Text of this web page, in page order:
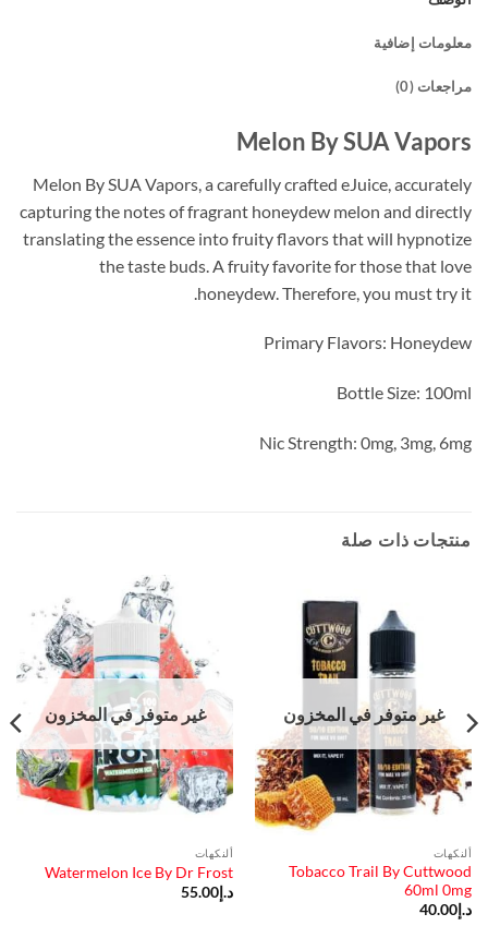
معلومات إضافية
مراجعات (0)
Melon By SUA Vapors
Melon By SUA Vapors, a carefully crafted eJuice, accurately
capturing the notes of fragrant honeydew melon and directly
translating the essence into fruity flavors that will hypnotize
the taste buds. A fruity favorite for those that love
honeydew. Therefore, you must try it.
Primary Flavors: Honeydew
Bottle Size: 100ml
Nic Strength: 0mg, 3mg, 6mg
منتجات ذات صلة
غير متوفر في المخزون
ألنكهات
Tobacco Trail By Cuttwood
60ml 0mg
د.إ 40.00
غير متوفر في المخزون
ألنكهات
Watermelon Ice By Dr Frost
د.إ 55.00